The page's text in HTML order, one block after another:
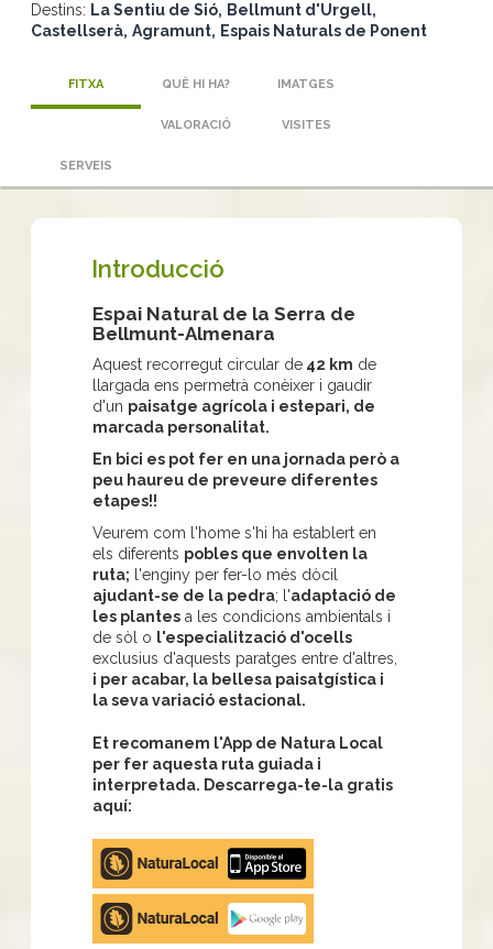
Destins: La Sentiu de Sió
Bellmunt d'Urgell
Castellserà Agramunt Espais Naturals de Ponent
FITXA QUÈ HI HA? IMATGES
VALORACIÓ VISITES
SERVEIS
Introducció
Espai Natural de la Serra de
Bellmunt-Almenara
Aquest recorregut circular de 42 km de
llargada ens permetrà conèixer i gaudir
d'un paisatge agrícola i estepari, de
marcada personalitat.
En bici es pot fer en una jornada però a
peu haureu de preveure diferentes
etapes!!
Veurem com l'home s'hi ha establert en
els diferents pobles que envolten la
ruta; l'enginy per fer-lo més dòcil
ajudant-se de la pedra; l'adaptació de
les plantes a les condicions ambientals i
de sòl o l'especialització d'ocells
exclusius d'aquests paratges entre d'altres,
i per acabar, la bellesa paisatgística i
la seva variació estacional.
Et recomanem l'App de Natura Local
per fer aquesta ruta guiada i
interpretada. Descarrega-te-la gratis
aquí:
Apple
store
Google
Play